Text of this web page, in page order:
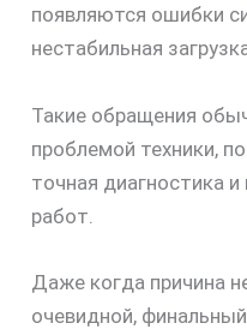
появляются ошибки
нестабильная
Такие обращения
проблемой техники,
точная диагностика
работ.
Даже когда причина
очевидной,